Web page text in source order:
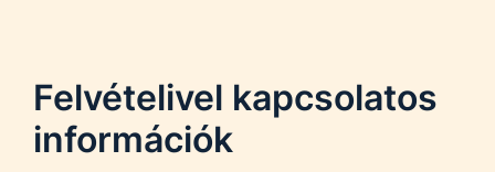
Felvételivel kapcsolatos
információk